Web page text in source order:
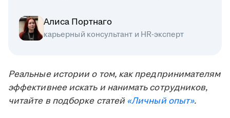
Алиса Портнаго
карьерный консультант и HR-эксперт
Реальные истории о том, как предпринимателям
эффективнее искать и нанимать сотрудников,
читайте в подборке статей«Личный опыт».